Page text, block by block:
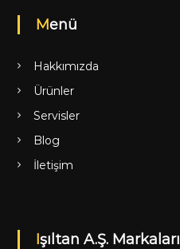
Menü
Hakkımızda
Ürünler
Servisler
Blog
İletişim
Işıltan A.Ş. Markaları